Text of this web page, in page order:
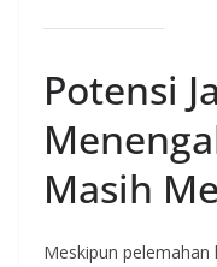
Potensi
Masih
Meskipun pelemahan